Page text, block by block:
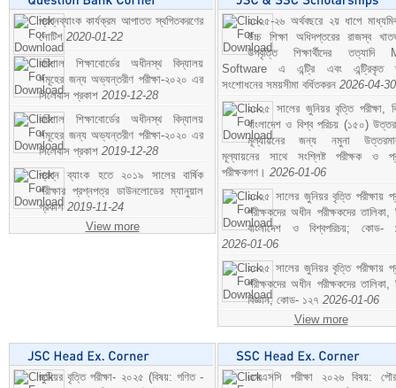
প্রশ্নব্যাংক কার্যক্রম আপাতত স্থগিতকরণের
নোটিশ 2020-01-22
বরিশাল শিক্ষাবোর্ডের অধীনস্থ বিদ্যালয়
সমূহের জন্য অভ্যন্তরীণ পরীক্ষা-২০২০ এর
সিলেবাস প্রকাশ 2019-12-28
বরিশাল শিক্ষাবোর্ডের অধীনস্থ বিদ্যালয়
সমূহের জন্য অভ্যন্তরীণ পরীক্ষা-২০২০ এর
সিলেবাস প্রকাশ 2019-12-28
প্রশ্ন ব্যাংক হতে ২০১৯ সালের বার্ষিক
পরীক্ষার প্রশ্নপত্র ডাউনলোডের ম্যানুয়াল
প্রকাশ 2019-11-24
View more
২০২৫-২৬ অর্থবছরে ২য় ধাপে
উচ্চ শিক্ষা অধিদপ্তরের রাজস্ব
উপবৃত্তি শিক্ষার্থীদের তত্যাদি
Software এ এন্ট্রি এবং এন্ট্রিকৃত
সংশোধনের সময়সীমা বর্ধিতকরন 2026-04-30
২০২৫ সালের জুনিয়র বৃত্তি পরীক্ষা,
বাংলাদেশ ও বিশ্ব পরিচয় (১৫০)
মূল্যায়নের জন্য নমুনা
মূল্যায়নের সাথে সংশ্লিষ্ট পরীক্ষক ও
পরীক্ষকগণ। 2026-01-06
২০২৫ সালের জুনিয়র বৃত্তি পরীক্ষায়
পরীক্ষকদের অধীন পরীক্ষকদের তালিকা,
বাংলাদেশ ও বিশ্বপরিচয়; কোড-
2026-01-06
২০২৫ সালের জুনিয়র বৃত্তি পরীক্ষায়
পরীক্ষকদের অধীন পরীক্ষকদের তালিকা,
বিজ্ঞান; কোড- ১২৭ 2026-01-06
View more
জুনিয়র বৃত্তি পরীক্ষা- ২০২৫ (বিষয়: গণিত -
এসএসসি পরীক্ষা ২০২৬ বিষয়: